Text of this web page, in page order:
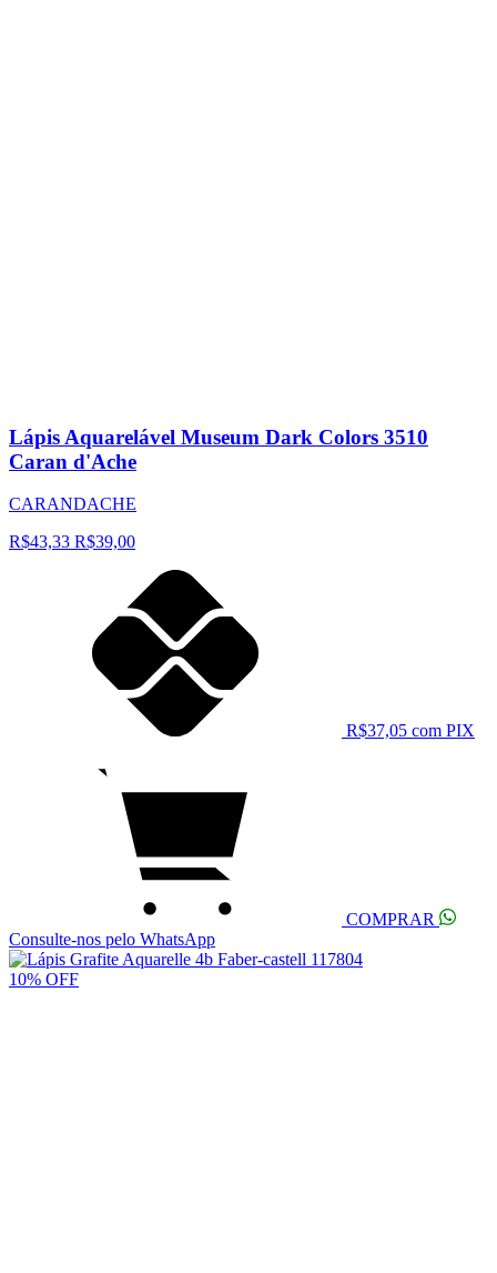
Lápis Aquarelável Museum Dark Colors 3510
Caran d'Ache
CARANDACHE
R$43,33 R$39,00
R$37,05 com PIX
COMPRAR
Consulte-nos pelo WhatsApp
10% OFF